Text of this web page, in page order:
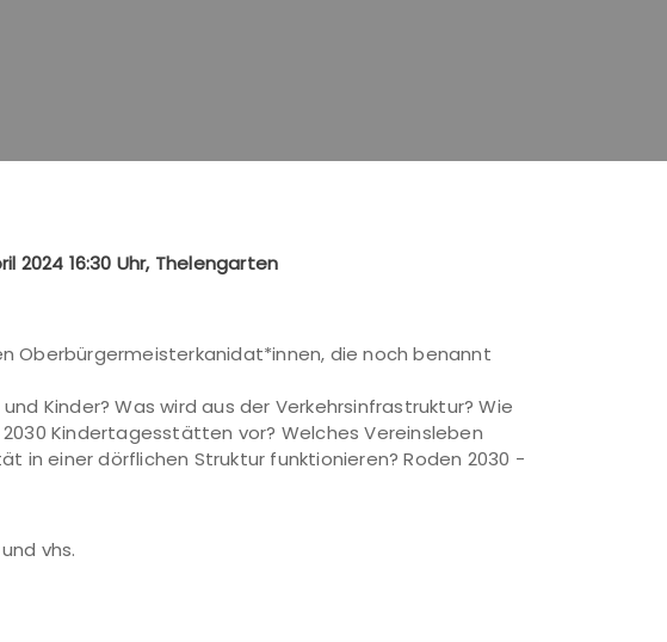
16:30 Uhr, Thelengarten
Oberbürgermeisterkanidat*innen, die noch benannt
Kinder? Was wird aus der Verkehrsinfrastruktur? Wie
Kindertagesstätten vor? Welches Vereinsleben
in einer dörflichen Struktur funktionieren? Roden 2030 -
vhs.